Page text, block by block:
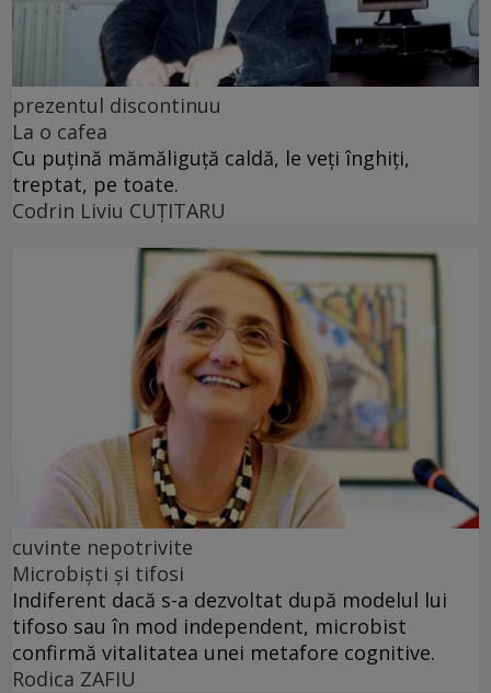
prezentul discontinuu
La o cafea
Cu puţină mămăliguţă caldă, le veţi înghiţi,
treptat, pe toate.
Codrin Liviu CUŢITARU
cuvinte nepotrivite
Microbiști și tifosi
Indiferent dacă s-a dezvoltat după modelul lui
tifoso sau în mod independent, microbist
confirmă vitalitatea unei metafore cognitive.
Rodica ZAFIU